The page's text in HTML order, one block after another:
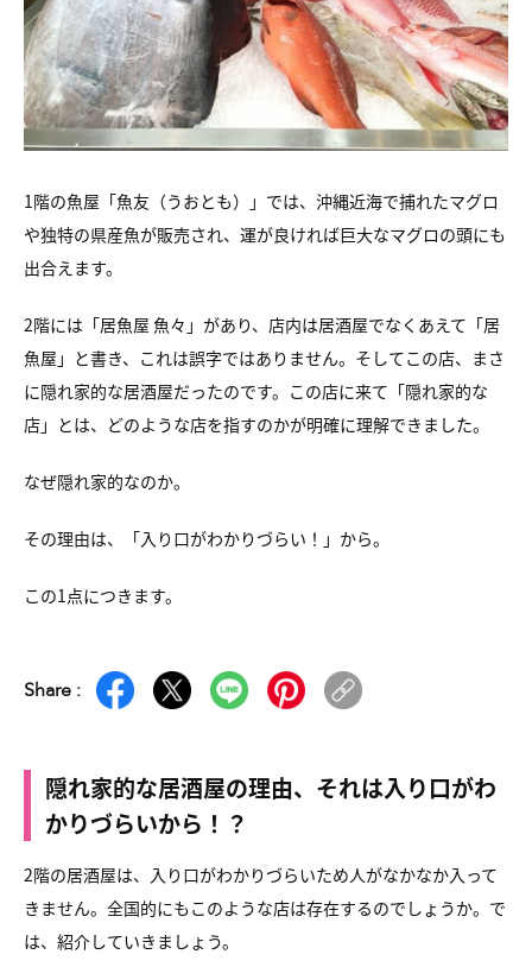
1階の魚屋「魚友（うおとも）」では、沖縄近海で捕れたマグロ
や独特の県産魚が販売され、運が良ければ巨大なマグロの頭にも
出合えます。
2階には「居魚屋 魚々」があり、店内は居酒屋でなくあえて「居
魚屋」と書き、これは誤字ではありません。そしてこの店、まさ
に隠れ家的な居酒屋だったのです。この店に来て「隠れ家的な
店」とは、どのような店を指すのかが明確に理解できました。
なぜ隠れ家的なのか。
その理由は、「入り口がわかりづらい！」から。
この1点につきます。
Share :
隠れ家的な居酒屋の理由、それは入り口がわ
かりづらいから！？
2階の居酒屋は、入り口がわかりづらいため人がなかなか入って
きません。全国的にもこのような店は存在するのでしょうか。で
は、紹介していきましょう。